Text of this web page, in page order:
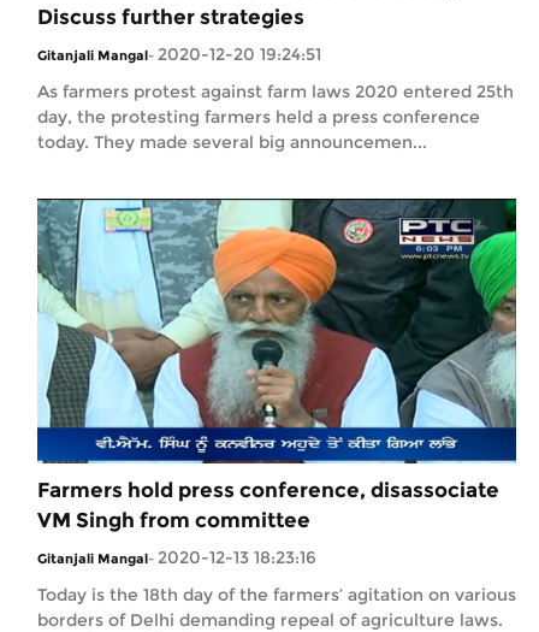
Discuss further strategies
Gitanjali Mangal- 2020-12-20 19:24:51
As farmers protest against farm laws 2020 entered 25th
day, the protesting farmers held a press conference
today. They made several big announcemen...
Farmers hold press conference, disassociate
VM Singh from committee
Gitanjali Mangal- 2020-12-13 18:23:16
Today is the 18th day of the farmers’ agitation on various
borders of Delhi demanding repeal of agriculture laws.